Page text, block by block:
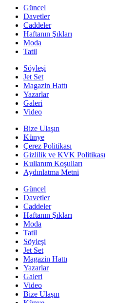
Güncel
Davetler
Caddeler
Haftanın Şıkları
Moda
Tatil
Söyleşi
Jet Set
Magazin Hattı
Yazarlar
Galeri
Video
Bize Ulaşın
Künye
Çerez Politikası
Gizlilik ve KVK Politikası
Kullanım Koşulları
Aydınlatma Metni
Güncel
Davetler
Caddeler
Haftanın Şıkları
Moda
Tatil
Söyleşi
Jet Set
Magazin Hattı
Yazarlar
Galeri
Video
Bize Ulaşın